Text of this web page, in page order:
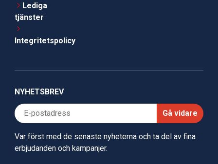
Lediga
tjänster
Integritetspolicy
NYHETSBREV
Gå vidare
Var först med de senaste nyheterna och ta del av fina
erbjudanden och kampanjer.